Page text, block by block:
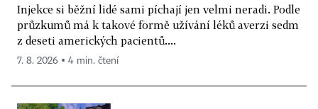
Injekce si běžní lidé sami píchají jen velmi neradi. Podle
průzkumů má k takové formě užívání léků averzi sedm
z deseti amerických pacientů....
7. 8. 2026 ▪ 4 min. čtení